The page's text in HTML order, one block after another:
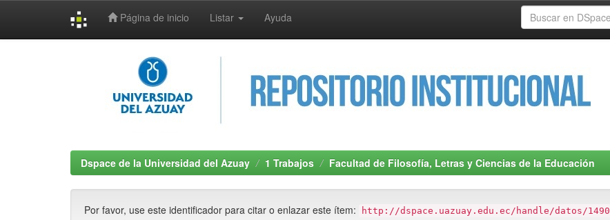
Página de inicio Listar Ayuda
Dspace de la Universidad del Azuay 1 Trabajos Facultad de Filosofía, Letras y Ciencias de la Educación
Por favor, use este identificador para citar o enlazar este ítem: http://dspace.uazuay.edu.ec/handle/datos/1490